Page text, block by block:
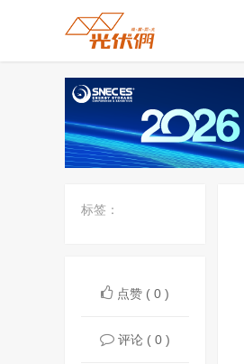
标签：
点赞 ( 0 )
评论 ( 0 )